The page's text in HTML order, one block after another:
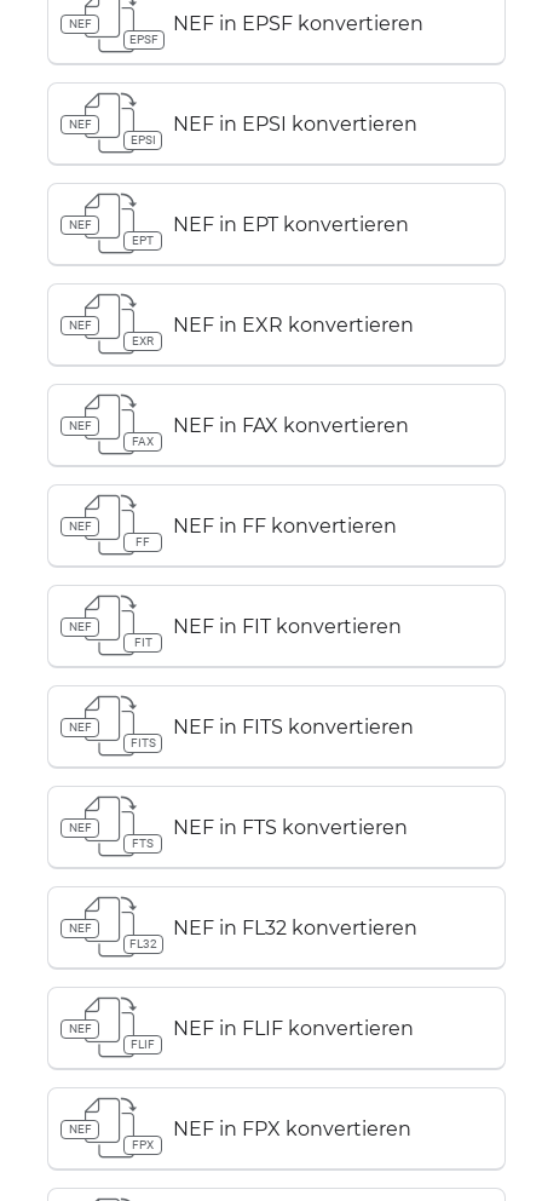
NEF
EPSF
NEF in EPSF konvertieren
NEF
EPSI
NEF in EPSI konvertieren
NEF
EPT
NEF in EPT konvertieren
NEF
EXR
NEF in EXR konvertieren
NEF
FAX
NEF in FAX konvertieren
NEF
FF
NEF in FF konvertieren
NEF
FIT
NEF in FIT konvertieren
NEF
FITS
NEF in FITS konvertieren
NEF
FTS
NEF in FTS konvertieren
NEF
FL32
NEF in FL32 konvertieren
NEF
FLIF
NEF in FLIF konvertieren
NEF
FPX
NEF in FPX konvertieren